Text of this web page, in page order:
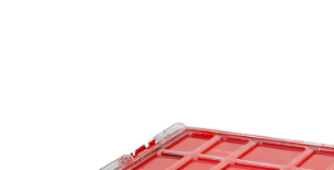
🐕‍🦺 DOMÁCÍ MAZLÍČCI 🐈